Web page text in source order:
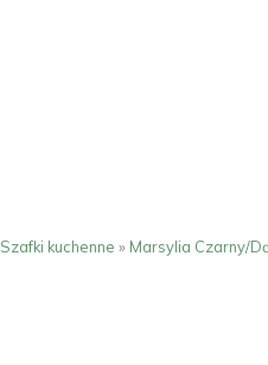
Szafki kuchenne » Marsylia Czarny/